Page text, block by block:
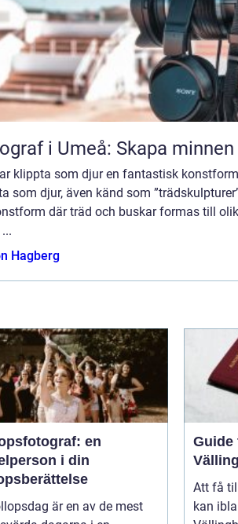
i Umeå: Skapa
klippta som djur en fantastisk
som djur, även känd som
där träd och buskar formas till
Hagberg
en
i din
är en av de mest
Guide
Att få
kan